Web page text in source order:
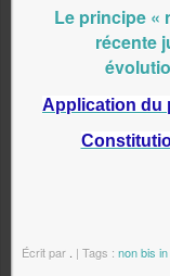
Le principe «
récente
Application du
Écrit par | Tags : non bis